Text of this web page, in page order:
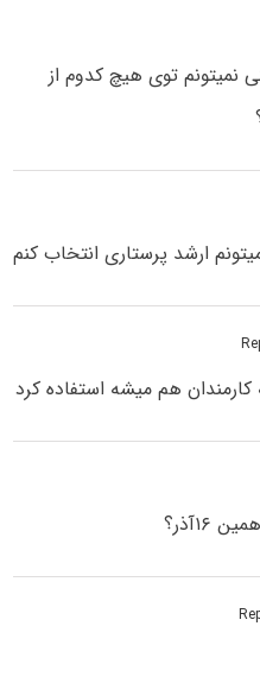
نمیتونم توی هیچ کدوم از
ارشد پرستاری انتخاب کنم
هم میشه استفاده کرد